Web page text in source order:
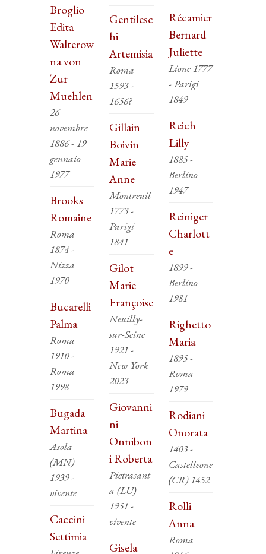
Broglio
Edita
Walterow
na von
Zur
Muehlen
26
novembre
1886 - 19
gennaio
1977
Brooks
Romaine
Roma
1874 -
Nizza
1970
Bucarelli
Palma
Roma
1910 -
Roma
1998
Bugada
Martina
Asola
(MN)
1939 -
vivente
Caccini
Settimia
Gentilesc
hi
Artemisia
Roma
1593 -
1656?
Gillain
Boivin
Marie
Anne
Montreuil
1773 -
Parigi
1841
Gilot
Marie
Françoise
Neuilly-
sur-Seine
1921 -
New York
2023
Giovanni
ni
Onnibon
i Roberta
Pietrasant
a (LU)
1951 -
vivente
Gisela
Récamier
Bernard
Juliette
Lione 1777
- Parigi
1849
Reich
Lilly
1885 -
Berlino
1947
Reiniger
Charlott
e
1899 -
Berlino
1981
Righetto
Maria
1895 -
Roma
1979
Rodiani
Onorata
1403 -
Castelleone
(CR) 1452
Rolli
Anna
Roma